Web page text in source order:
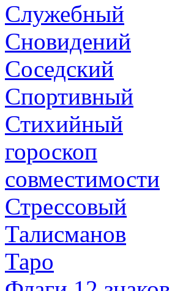
Служебный
Сновидений
Соседский
Спортивный
Стихийный
гороскоп
совместимости
Стрессовый
Талисманов
Таро